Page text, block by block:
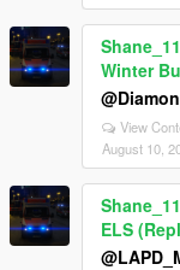
Winter
View
August 10,
ELS